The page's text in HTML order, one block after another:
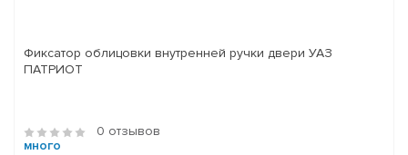
Фиксатор облицовки внутренней ручки двери УАЗ
ПАТРИОТ
0 отзывов
много